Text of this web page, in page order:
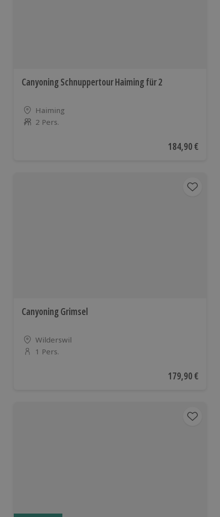
Canyoning Schnuppertour Haiming für 2
Standort
Haiming
Anzahl der Teilnehmer
2 Pers.
Aktueller Preis
184,90 €
Canyoning Grimsel
Standort
Wilderswil
Anzahl der Teilnehmer
1 Pers.
Aktueller Preis
179,90 €